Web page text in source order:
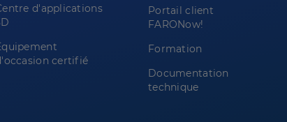
d'applications
certifié
Portail client
FARONow!
Formation
Documentation
technique